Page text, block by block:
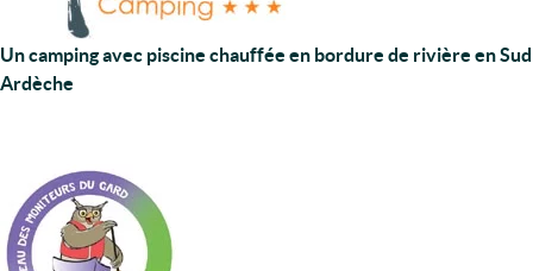
Un camping avec piscine chauffée en bordure de rivière en Sud
Ardèche